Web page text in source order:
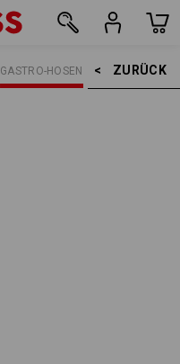
ZURÜCK    >
GASTRO-HOSEN